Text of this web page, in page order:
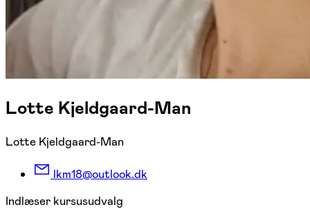
Lotte Kjeldgaard-Man
Lotte Kjeldgaard-Man
lkm18@outlook.dk
Indlæser kursusudvalg